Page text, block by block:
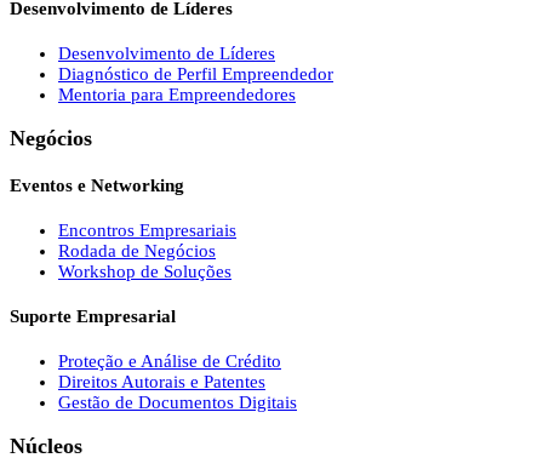
Desenvolvimento de Líderes
Desenvolvimento de Líderes
Diagnóstico de Perfil Empreendedor
Mentoria para Empreendedores
Negócios
Eventos e Networking
Encontros Empresariais
Rodada de Negócios
Workshop de Soluções
Suporte Empresarial
Proteção e Análise de Crédito
Direitos Autorais e Patentes
Gestão de Documentos Digitais
Núcleos